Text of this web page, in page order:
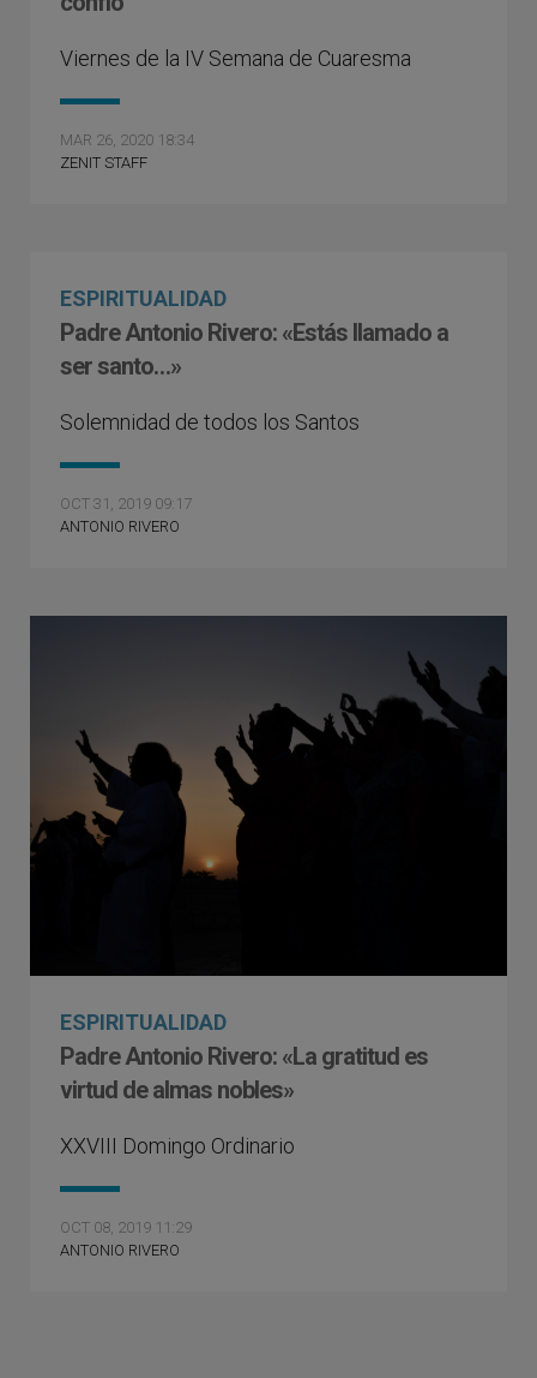
Viernes de la IV Semana de Cuaresma
MAR 26, 2020 18:34
ZENIT STAFF
ESPIRITUALIDAD
Padre Antonio Rivero: «Estás llamado a
ser santo…»
Solemnidad de todos los Santos
OCT 31, 2019 09:17
ANTONIO RIVERO
ESPIRITUALIDAD
Padre Antonio Rivero: «La gratitud es
virtud de almas nobles»
XXVIII Domingo Ordinario
OCT 08, 2019 11:29
ANTONIO RIVERO